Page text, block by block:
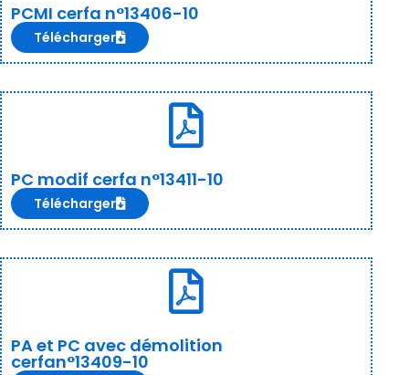
PCMI cerfa n°13406-10
Télécharger
PC modif cerfa n°13411-10
Télécharger
PA et PC avec démolition
cerfan°13409-10